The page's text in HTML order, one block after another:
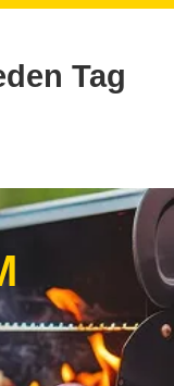
Tag